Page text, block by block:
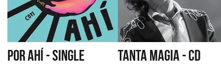
POR AHÍ - SINGLE TANTA MAGIA - CD